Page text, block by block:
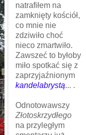
natrafiłem na
zamknięty kościół,
co mnie nie
zdziwiło choć
nieco zmartwiło.
Zawszeć to byłoby
miło spotkać się z
zaprzyjaźnionym
kandelabrystą... .
Odnotowawszy
Złotoskrzydłego
na przyległym